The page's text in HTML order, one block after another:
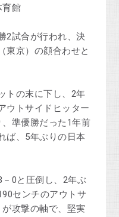
館
2試合が行われ、決
東京）の顔合わせと
トの末に下し、2年
ウトサイドヒッター
準優勝だった1年前
ば、5年ぶりの日本
0と圧倒し、2年ぶ
センチのアウトサ
攻撃の軸で、堅実